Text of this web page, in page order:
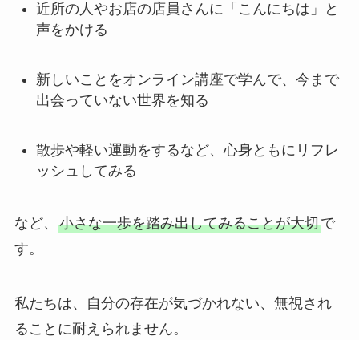
近所の人やお店の店員さんに「こんにちは」と
声をかける
新しいことをオンライン講座で学んで、今まで
出会っていない世界を知る
散歩や軽い運動をするなど、心身ともにリフレ
ッシュしてみる
など、 小さな一歩を踏み出してみることが大切で
す。
私たちは、自分の存在が気づかれない、無視され
ることに耐えられません。